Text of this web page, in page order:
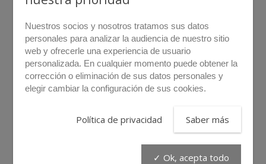
rollover para hacer zoom
Nuestros socios y nosotros tratamos sus datos
personales para analizar la audiencia de nuestro sitio
web y ofrecerle una experiencia de usuario
personalizada. En cualquier momento puede obtener la
corrección o eliminación de sus datos personales y
elegir cambiar la configuración de sus cookies.
Política de privacidad Saber más
✓ Ok, acepta todo